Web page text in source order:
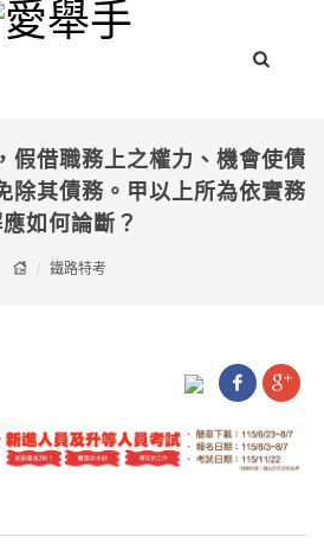
假借職務上之權力、機會使債
除其債務。甲以上所為依實務
應如何論斷？
鐵路特考